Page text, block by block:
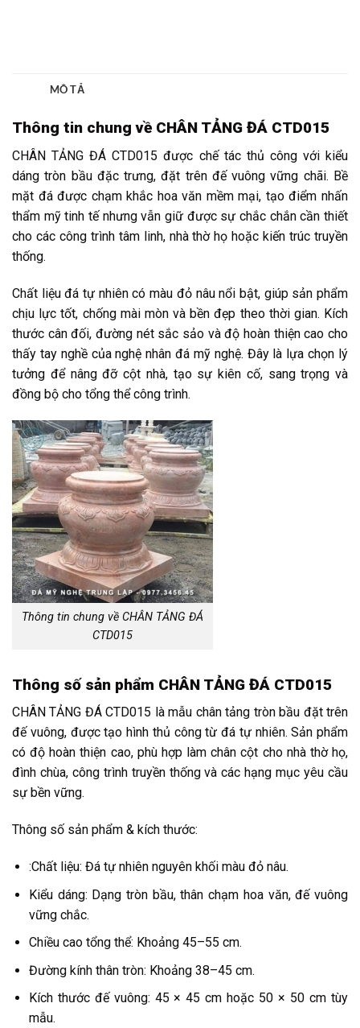
Thông tin chung về CHÂN TẢNG ĐÁ CTD015
CHÂN TẢNG ĐÁ CTD015 được chế tác thủ công với kiểu
dáng tròn bầu đặc trưng, đặt trên đế vuông vững chãi. Bề
mặt đá được chạm khắc hoa văn mềm mại, tạo điểm nhấn
thẩm mỹ tinh tế nhưng vẫn giữ được sự chắc chắn cần thiết
cho các công trình tâm linh, nhà thờ họ hoặc kiến trúc truyền
thống.
Chất liệu đá tự nhiên có màu đỏ nâu nổi bật, giúp sản phẩm
chịu lực tốt, chống mài mòn và bền đẹp theo thời gian. Kích
thước cân đối, đường nét sắc sảo và độ hoàn thiện cao cho
thấy tay nghề của nghệ nhân đá mỹ nghệ. Đây là lựa chọn lý
tưởng để nâng đỡ cột nhà, tạo sự kiên cố, sang trọng và
đồng bộ cho tổng thể công trình.
Thông tin chung về CHÂN TẢNG ĐÁ
CTD015
Thông số sản phẩm CHÂN TẢNG ĐÁ CTD015
CHÂN TẢNG ĐÁ CTD015 là mẫu chân tảng tròn bầu đặt trên
đế vuông, được tạo hình thủ công từ đá tự nhiên. Sản phẩm
có độ hoàn thiện cao, phù hợp làm chân cột cho nhà thờ họ,
đình chùa, công trình truyền thống và các hạng mục yêu cầu
sự bền vững.
Thông số sản phẩm & kích thước:
:Chất liệu: Đá tự nhiên nguyên khối màu đỏ nâu.
Kiểu dáng: Dạng tròn bầu, thân chạm hoa văn, đế vuông
vững chắc.
Chiều cao tổng thể: Khoảng 45–55 cm.
Đường kính thân tròn: Khoảng 38–45 cm.
Kích thước đế vuông: 45 × 45 cm hoặc 50 × 50 cm tùy
mẫu.